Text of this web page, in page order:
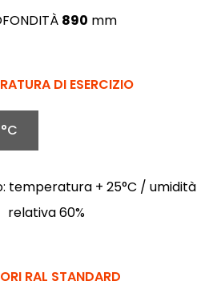
890 mm
DI ESERCIZIO
temperatura + 25°C / umidità
relativa 60%
RAL STANDARD